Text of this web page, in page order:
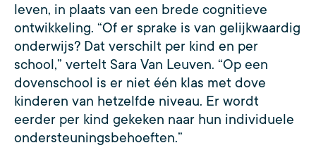
leven, in plaats van een brede cognitieve
ontwikkeling. “Of er sprake is van gelijkwaardig
onderwijs? Dat verschilt per kind en per
school,” vertelt Sara Van Leuven. “Op een
dovenschool is er niet één klas met dove
kinderen van hetzelfde niveau. Er wordt
eerder per kind gekeken naar hun individuele
ondersteuningsbehoeften.”